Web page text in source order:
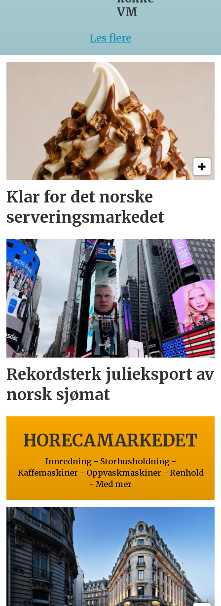
Les flere
Klar for det norske
serveringsmarkedet
Rekordsterk julieksport av
norsk sjømat
HORECAMARKEDET
Innredning - Storhusholdning -
Kaffemaskiner - Oppvaskmaskiner - Renhold
- Med mer